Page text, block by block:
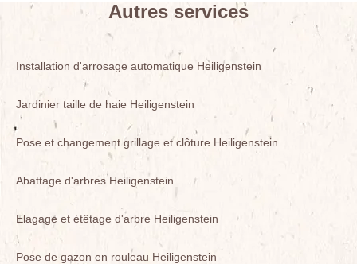
Autres services
Installation d'arrosage automatique Heiligenstein
Jardinier taille de haie Heiligenstein
Pose et changement grillage et clôture Heiligenstein
Abattage d'arbres Heiligenstein
Elagage et étêtage d'arbre Heiligenstein
Pose de gazon en rouleau Heiligenstein